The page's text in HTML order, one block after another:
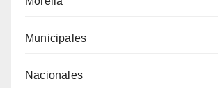
Municipales
Nacionales